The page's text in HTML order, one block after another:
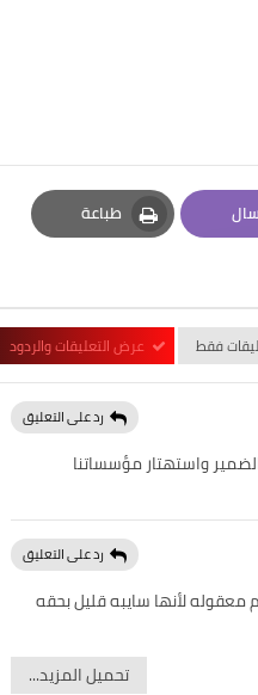
طباعة
Print
فقط عرض التعليقات والردود
واستهتار مؤسساتنا
رد على التعليق
لأنها سايبه قليل بحقه
رد على التعليق
تحميل المزيد...